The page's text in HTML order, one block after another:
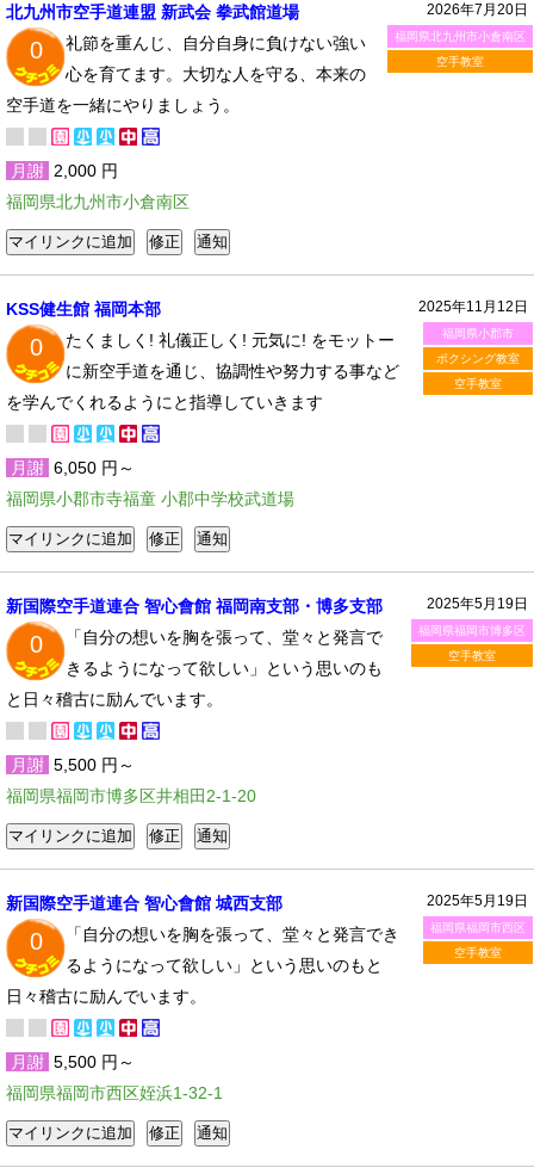
2026年7月20日
福岡県北九州市小倉南区
空手教室
北九州市空手道連盟 新武会 拳武館道場
0
礼節を重んじ、自分自身に負けない強い
心を育てます。大切な人を守る、本来の
空手道を一緒にやりましょう。
月謝 2,000 円
福岡県北九州市小倉南区
2025年11月12日
福岡県小郡市
ボクシング教室
空手教室
KSS健生館 福岡本部
0
たくましく! 礼儀正しく! 元気に! をモットー
に新空手道を通じ、協調性や努力する事など
を学んでくれるようにと指導していきます
月謝 6,050 円～
福岡県小郡市寺福童 小郡中学校武道場
2025年5月19日
福岡県福岡市博多区
空手教室
新国際空手道連合 智心會館 福岡南支部・博多支部
0
「自分の想いを胸を張って、堂々と発言で
きるようになって欲しい」という思いのも
と日々稽古に励んでいます。
月謝 5,500 円～
福岡県福岡市博多区井相田2-1-20
2025年5月19日
福岡県福岡市西区
空手教室
新国際空手道連合 智心會館 城西支部
0
「自分の想いを胸を張って、堂々と発言でき
るようになって欲しい」という思いのもと
日々稽古に励んでいます。
月謝 5,500 円～
福岡県福岡市西区姪浜1-32-1